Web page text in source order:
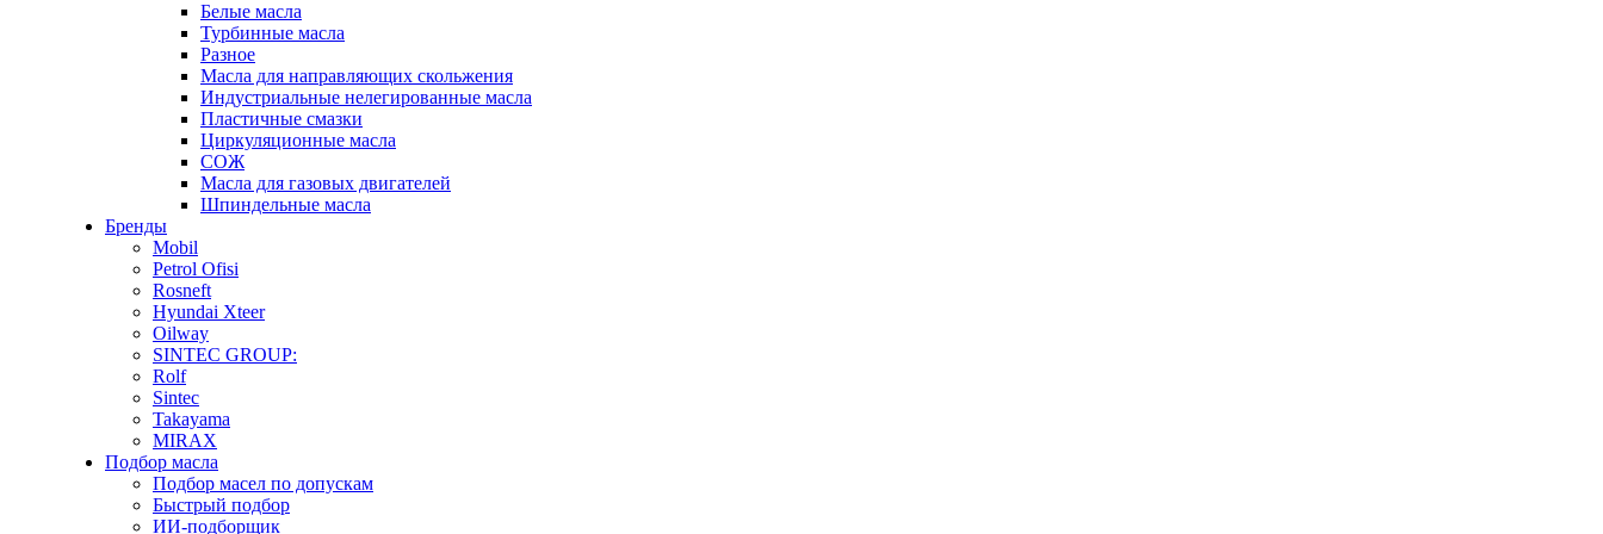
Белые масла
Турбинные масла
Разное
Масла для направляющих скольжения
Индустриальные нелегированные масла
Пластичные смазки
Циркуляционные масла
СОЖ
Масла для газовых двигателей
Шпиндельные масла
Бренды
Mobil
Petrol Ofisi
Rosneft
Hyundai Xteer
Oilway
SINTEC GROUP:
Rolf
Sintec
Takayama
MIRAX
Подбор масла
Подбор масел по допускам
Быстрый подбор
ИИ-подборщик